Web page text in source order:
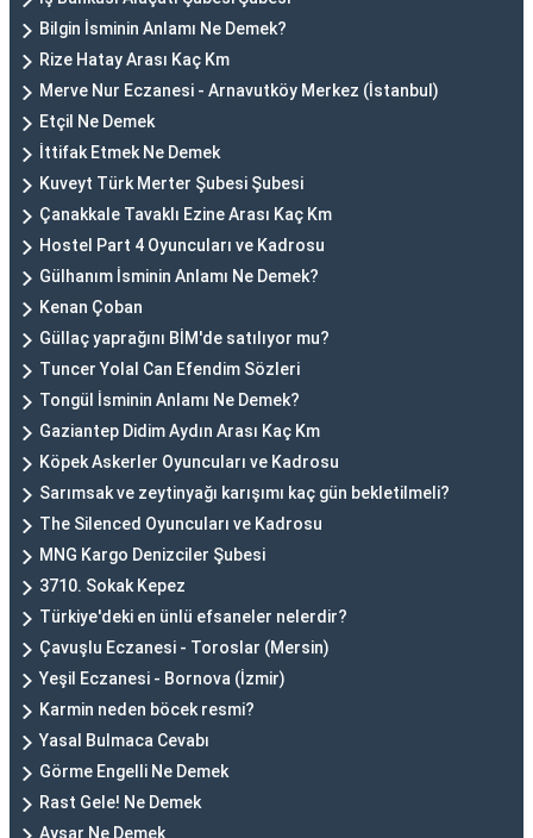
Bilgin İsminin Anlamı Ne Demek?
Rize Hatay Arası Kaç Km
Merve Nur Eczanesi - Arnavutköy Merkez (İstanbul)
Etçil Ne Demek
İttifak Etmek Ne Demek
Kuveyt Türk Merter Şubesi Şubesi
Çanakkale Tavaklı Ezine Arası Kaç Km
Hostel Part 4 Oyuncuları ve Kadrosu
Gülhanım İsminin Anlamı Ne Demek?
Kenan Çoban
Güllaç yaprağını BİM'de satılıyor mu?
Tuncer Yolal Can Efendim Sözleri
Tongül İsminin Anlamı Ne Demek?
Gaziantep Didim Aydın Arası Kaç Km
Köpek Askerler Oyuncuları ve Kadrosu
Sarımsak ve zeytinyağı karışımı kaç gün bekletilmeli?
The Silenced Oyuncuları ve Kadrosu
MNG Kargo Denizciler Şubesi
3710. Sokak Kepez
Türkiye'deki en ünlü efsaneler nelerdir?
Çavuşlu Eczanesi - Toroslar (Mersin)
Yeşil Eczanesi - Bornova (İzmir)
Karmin neden böcek resmi?
Yasal Bulmaca Cevabı
Görme Engelli Ne Demek
Rast Gele! Ne Demek
Aysar Ne Demek